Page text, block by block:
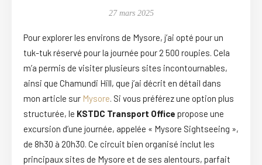
27 mars 2025
Pour explorer les environs de Mysore, j’ai opté pour un
tuk-tuk réservé pour la journée pour 2 500 roupies. Cela
m’a permis de visiter plusieurs sites incontournables,
ainsi que Chamundi Hill, que j’ai décrit en détail dans
mon article sur Mysore . Si vous préférez une option plus
structurée, le KSTDC Transport Office propose une
excursion d’une journée, appelée « Mysore Sightseeing »,
de 8h30 à 20h30. Ce circuit bien organisé inclut les
principaux sites de Mysore et de ses alentours, parfait